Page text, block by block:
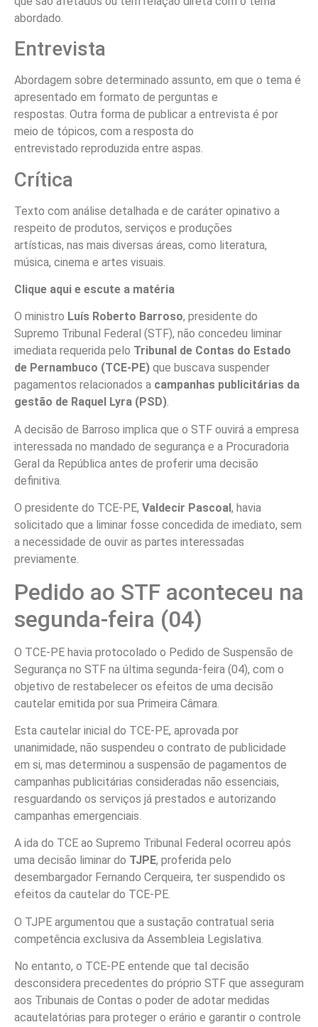
abordado.
Entrevista
Abordagem sobre determinado assunto, em que o tema é
apresentado em formato de perguntas e
respostas. Outra forma de publicar a entrevista é por
meio de tópicos, com a resposta do
entrevistado reproduzida entre aspas.
Crítica
Texto com análise detalhada e de caráter opinativo a
respeito de produtos, serviços e produções
artísticas, nas mais diversas áreas, como literatura,
música, cinema e artes visuais.
Clique aqui e escute a matéria
O ministro Luís Roberto Barroso, presidente do
Supremo Tribunal Federal (STF), não concedeu liminar
imediata requerida pelo Tribunal de Contas do Estado
de Pernambuco (TCE-PE) que buscava suspender
pagamentos relacionados a campanhas publicitárias da
gestão de Raquel Lyra (PSD).
A decisão de Barroso implica que o STF ouvirá a empresa
interessada no mandado de segurança e a Procuradoria
Geral da República antes de proferir uma decisão
definitiva.
O presidente do TCE-PE, Valdecir Pascoal , havia
solicitado que a liminar fosse concedida de imediato, sem
a necessidade de ouvir as partes interessadas
previamente.
Pedido ao STF aconteceu na
segunda-feira (04)
O TCE-PE havia protocolado o Pedido de Suspensão de
Segurança no STF na última segunda-feira (04), com o
objetivo de restabelecer os efeitos de uma decisão
cautelar emitida por sua Primeira Câmara.
Esta cautelar inicial do TCE-PE, aprovada por
unanimidade, não suspendeu o contrato de publicidade
em si, mas determinou a suspensão de pagamentos de
campanhas publicitárias consideradas não essenciais,
resguardando os serviços já prestados e autorizando
campanhas emergenciais.
A ida do TCE ao Supremo Tribunal Federal ocorreu após
uma decisão liminar do TJPE, proferida pelo
desembargador Fernando Cerqueira, ter suspendido os
efeitos da cautelar do TCE-PE.
O TJPE argumentou que a sustação contratual seria
competência exclusiva da Assembleia Legislativa.
No entanto, o TCE-PE entende que tal decisão
desconsidera precedentes do próprio STF que asseguram
aos Tribunais de Contas o poder de adotar medidas
acautelatórias para proteger o erário e garantir o controle